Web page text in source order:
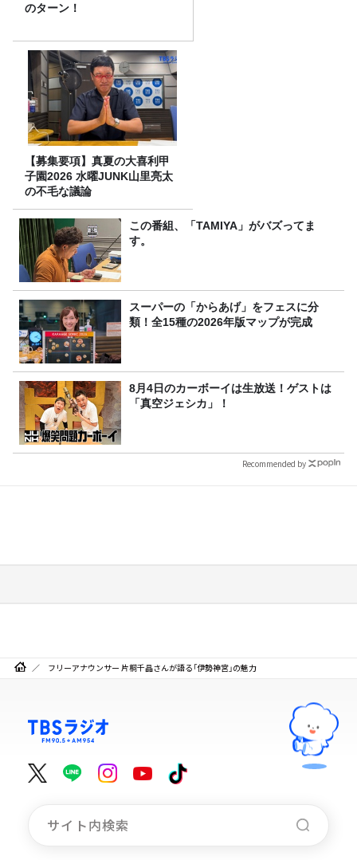
のターン！
【募集要項】真夏の大喜利甲
子園2026 水曜JUNK山里亮太
の不毛な議論
この番組、「TAMIYA」がバズってま
す。
スーパーの「からあげ」をフェスに分
類！全15種の2026年版マップが完成
8月4日のカーボーイは生放送！ゲストは
「真空ジェシカ」！
Recommended by
フリーアナウンサー 片桐千晶さんが語る「伊勢神宮」の魅力